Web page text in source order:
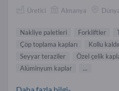
Üretici Almanya
Nakliye paletleri Forkliftler
Çöp toplama kapları
Kollu
Seyyar teraziler
Özel çelik
Alüminyum kaplar
...